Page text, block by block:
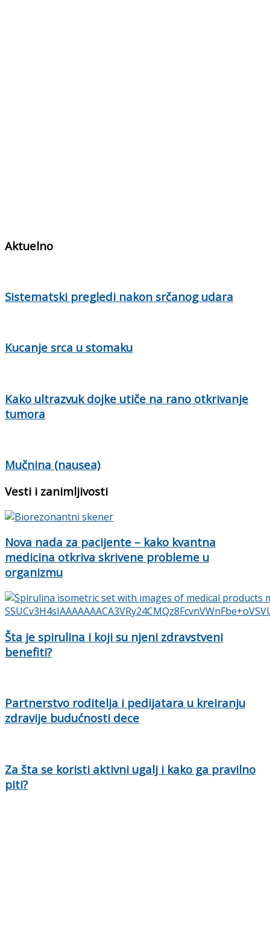
Aktuelno
Sistematski pregledi nakon srčanog udara
Kucanje srca u stomaku
Kako ultrazvuk dojke utiče na rano otkrivanje
tumora
Mučnina (nausea)
Vesti i zanimljivosti
Nova nada za pacijente – kako kvantna
medicina otkriva skrivene probleme u
organizmu
Šta je spirulina i koji su njeni zdravstveni
benefiti?
Partnerstvo roditelja i pedijatara u kreiranju
zdravije budućnosti dece
Za šta se koristi aktivni ugalj i kako ga pravilno
piti?